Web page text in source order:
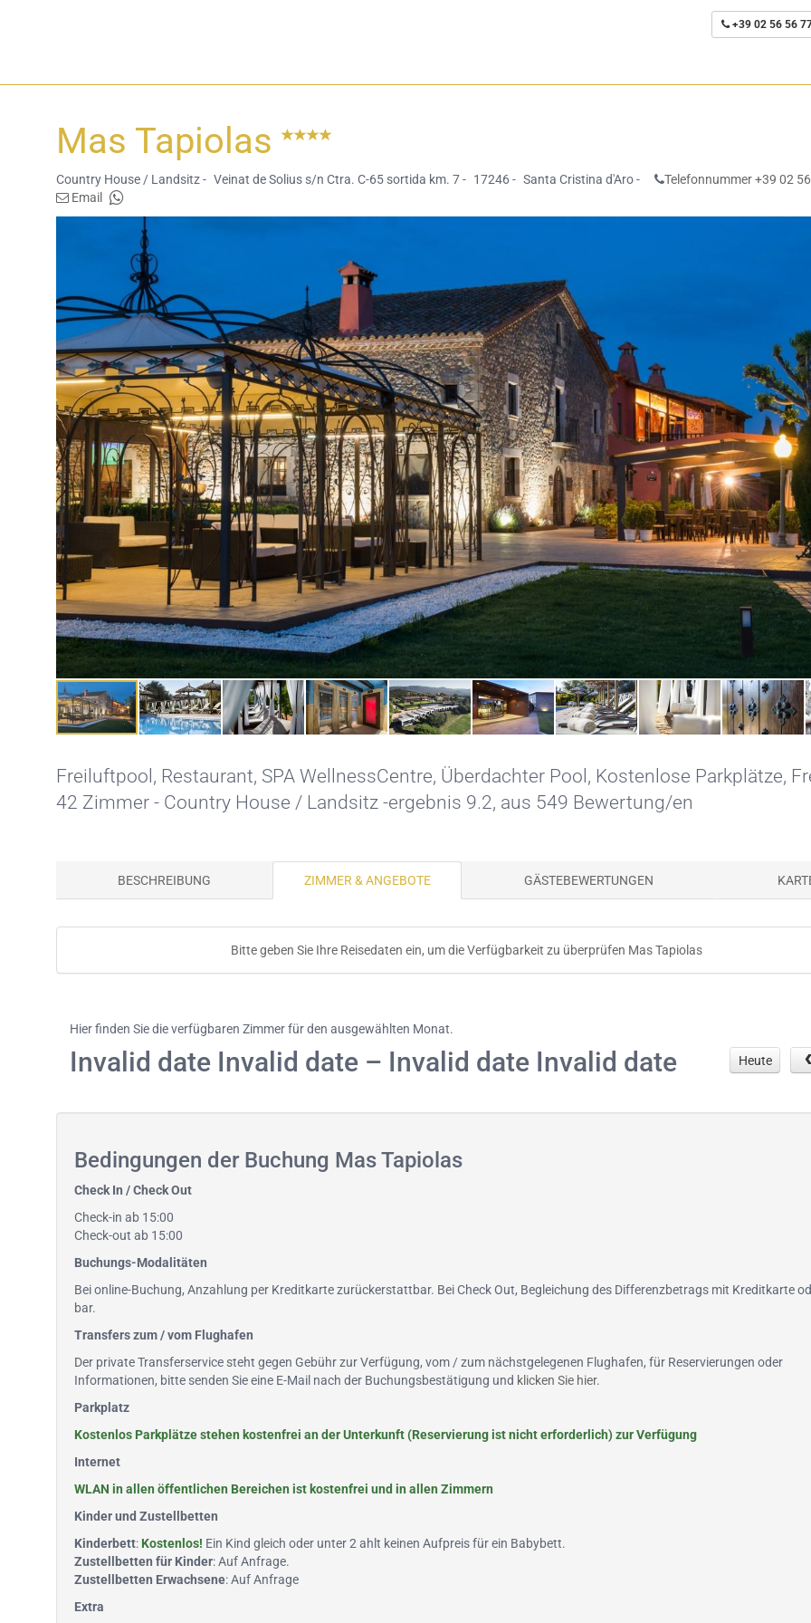
+39 02 56 56
Mas Tapiolas
Country House / Landsitz - Veinat de Solius s/n Ctra. C-65 sortida km. 7 - 17246 - Santa Cristina d'Aro -
Telefonnummer +39 02
Email
Freiluftpool , Restaurant, SPA WellnessCentre, Überdachter Pool , Kostenlose Parkplätze,
42 Zimmer - Country House / Landsitz -ergebnis 9.2, aus 549 Bewertung/en
BESCHREIBUNG ZIMMER & ANGEBOTE GÄSTEBEWERTUNGEN
Bitte geben Sie Ihre Reisedaten ein, um die Verfügbarkeit zu überprüfen Mas Tapiolas
Hier finden Sie die verfügbaren Zimmer für den ausgewählten Monat.
Invalid date Invalid date – Invalid date Invalid date Heute
Bedingungen der Buchung Mas Tapiolas
Check In / Check Out
Check-in ab 15:00
Check-out ab 15:00
Buchungs-Modalitäten
Bei online-Buchung, Anzahlung per Kreditkarte zurückerstattbar. Bei Check Out, Begleichung des Differenzbetrags mit Kreditkarte
bar.
Transfers zum / vom Flughafen
Der private Transferservice steht gegen Gebühr zur Verfügung, vom / zum nächstgelegenen Flughafen, für Reservierungen oder
Informationen, bitte senden Sie eine E-Mail nach der Buchungsbestätigung und klicken Sie hier.
Parkplatz
Kostenlos Parkplätze stehen kostenfrei an der Unterkunft (Reservierung ist nicht erforderlich) zur Verfügung
Internet
WLAN in allen öffentlichen Bereichen ist kostenfrei und in allen Zimmern
Kinder und Zustellbetten
Kinderbett: Kostenlos! Ein Kind gleich oder unter 2 ahlt keinen Aufpreis für ein Babybett.
Zustellbetten für Kinder: Auf Anfrage.
Zustellbetten Erwachsene: Auf Anfrage
Extra